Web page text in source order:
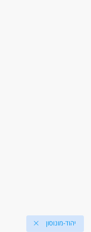
יהוד-מונוסון